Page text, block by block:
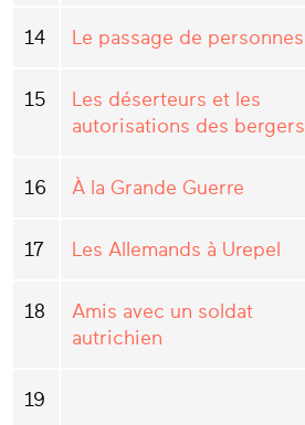
14 Le passage de personnes
15
Les déserteurs et les
autorisations des bergers
16 À la Grande Guerre
17 Les Allemands à Urepel
18
Amis avec un soldat
autrichien
19